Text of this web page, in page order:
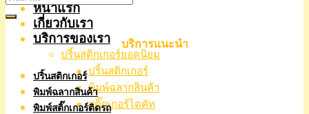
หน้าแรก
เกี่ยวกับเรา
บริการของเรา
ปริ้นสติกเกอร์ยอดนิยม
ปริ้นสติกเกอร์
พิมพ์ฉลากสินค้า
สติ๊กเกอร์ไดคัท
บริการแนะนำ
ปริ้นสติกเกอร์
พิมพ์ฉลากสินค้า
พิมพ์สติ๊กเกอร์ติดรถ